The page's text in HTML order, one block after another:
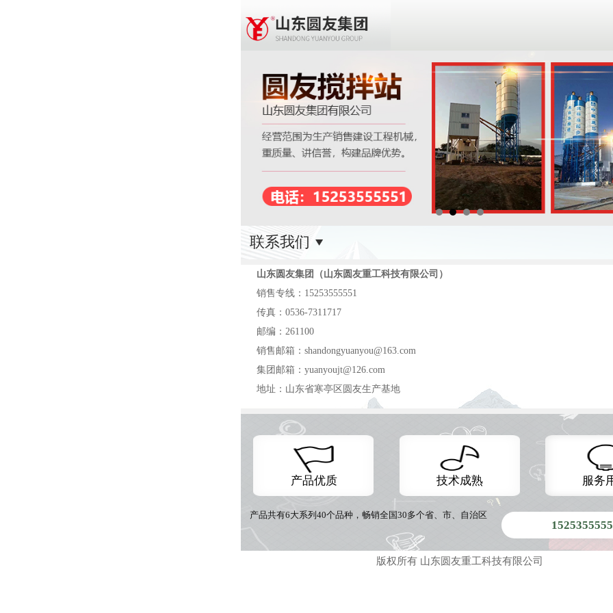
联系我们
山东圆友集团（山东圆友重工科技有限公司）
销售专线：15253555551
传真：0536-7311717
邮编：261100
销售邮箱：shandongyuanyou@163.com
集团邮箱：yuanyoujt@126.com
地址：山东省寒亭区圆友生产基地
产品优质 技术成熟 服务
产品共有6大系列40个品种，畅销全国30多个省、市、自治区
版权所有 山东圆友重工科技有限公司